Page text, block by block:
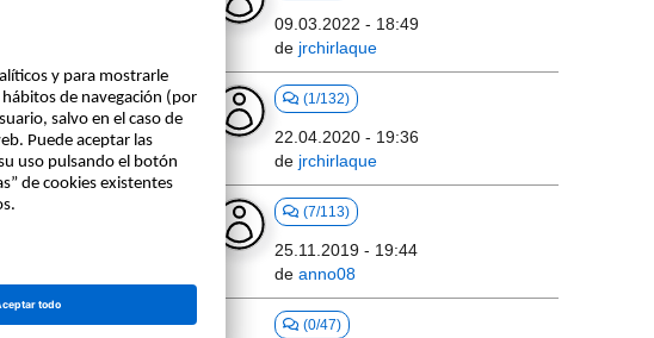
09.03.2022 - 18:49
de jrchirlaque
de hoja Excel
import
(1/132)
22.04.2020 - 19:36
de jrchirlaque
(7/113)
25.11.2019 - 19:44
de anno08
(0/47)